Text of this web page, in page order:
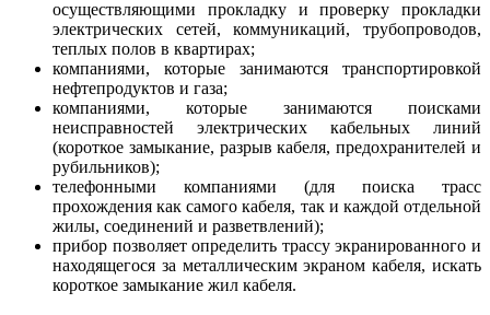
осуществляющими прокладку и проверку прокладки
электрических сетей, коммуникаций, трубопроводов,
теплых полов в квартирах;
компаниями, которые занимаются транспортировкой
нефтепродуктов и газа;
компаниями, которые занимаются поисками
неисправностей электрических кабельных линий
(короткое замыкание, разрыв кабеля, предохранителей и
рубильников);
телефонными компаниями (для поиска трасс
прохождения как самого кабеля, так и каждой отдельной
жилы, соединений и разветвлений);
прибор позволяет определить трассу экранированного и
находящегося за металлическим экраном кабеля, искать
короткое замыкание жил кабеля.